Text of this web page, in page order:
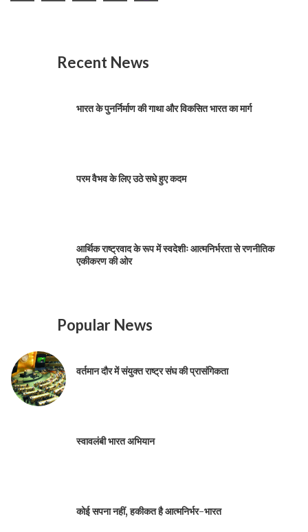
Recent News
भारत के पुनर्निर्माण की गाथा और विकसित भारत का मार्ग
परम वैभव के लिए उठे सधे हुए कदम
आर्थिक राष्ट्रवाद के रूप में स्वदेशीः आत्मनिर्भरता से रणनीतिक
एकीकरण की ओर
Popular News
वर्तमान दौर में संयुक्त राष्ट्र संघ की प्रासंगिकता
स्वावलंबी भारत अभियान
कोई सपना नहीं, हकीकत है आत्मनिर्भर-भारत